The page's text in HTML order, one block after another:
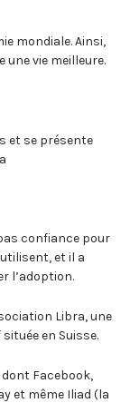
mondiale. Ainsi,
vie meilleure.
et se présente
confiance pour
et il a
l’adoption.
Libra, une
en Suisse.
Facebook,
et même Iliad (la